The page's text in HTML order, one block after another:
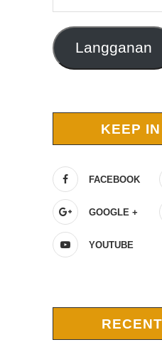
Langganan
KEEP
FACEBOOK
GOOGLE +
YOUTUBE